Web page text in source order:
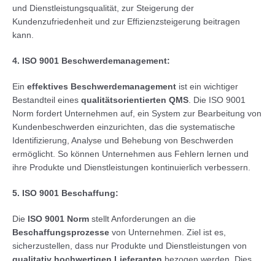
und Dienstleistungsqualität, zur Steigerung der
Kundenzufriedenheit und zur Effizienzsteigerung beitragen
kann.
4. ISO 9001 Beschwerdemanagement:
Ein effektives Beschwerdemanagement ist ein wichtiger
Bestandteil eines qualitätsorientierten QMS . Die ISO 9001
Norm fordert Unternehmen auf, ein System zur Bearbeitung von
Kundenbeschwerden einzurichten, das die systematische
Identifizierung, Analyse und Behebung von Beschwerden
ermöglicht. So können Unternehmen aus Fehlern lernen und
ihre Produkte und Dienstleistungen kontinuierlich verbessern.
5. ISO 9001 Beschaffung:
Die ISO 9001 Norm stellt Anforderungen an die
Beschaffungsprozesse von Unternehmen. Ziel ist es,
sicherzustellen, dass nur Produkte und Dienstleistungen von
qualitativ hochwertigen Lieferanten bezogen werden. Dies